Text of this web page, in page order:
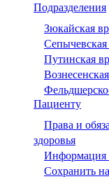
Подразделения
Зюкайская
Сепычевская
Путинская
Пациенту
Права и
здоровья
Информация
Сохранить